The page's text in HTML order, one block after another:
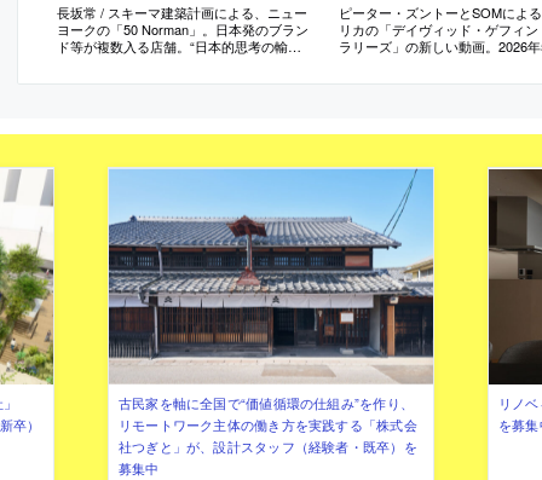
長坂常 / スキーマ建築計画による、ニュー
ヨークの「50 Norman」。日本発のブラン
ド等が複数入る店舗。“日本的思考の輸
の廃材で什器を作り“現地で10日間で設
ピーター・ズントーとSOMによ
リカの「デイヴィッド・ゲフィン
ラリーズ」の新しい動画。2026
卒）
古民家を軸に全国で“価値循環の仕組み”を作り、
リモートワーク主体の働き方を実践する「株式会
社つぎと」が、設計スタッフ（経験者・既卒）を
募集中
リノ
を募